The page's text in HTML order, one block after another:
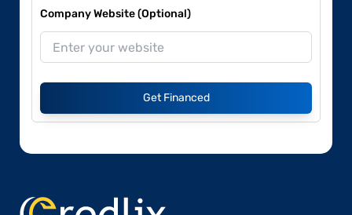
Company Website (Optional)
Get Financed